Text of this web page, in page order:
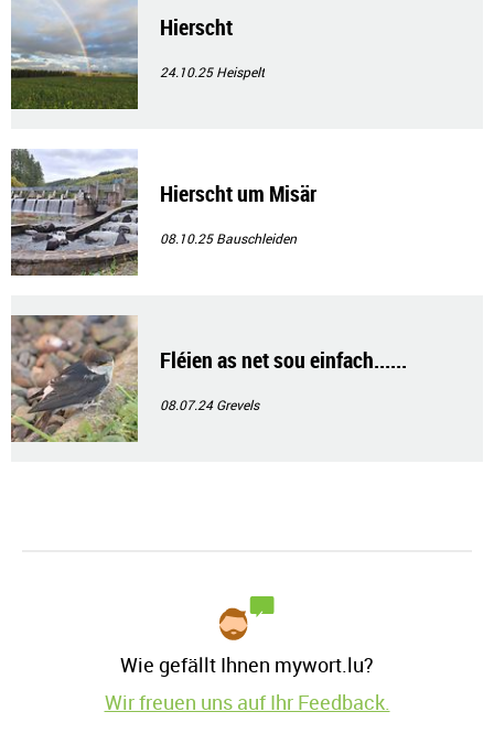
Hierscht
24.10.25Heispelt
Hierscht um Misär
08.10.25Bauschleiden
Fléien as net sou einfach......
08.07.24Grevels
Wie gefällt Ihnen mywort.lu?
Wir freuen uns auf Ihr Feedback.